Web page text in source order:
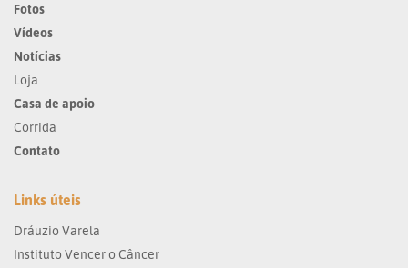
Fotos
Vídeos
Notícias
Loja
Casa de apoio
Corrida
Contato
Links úteis
Dráuzio Varela
Instituto Vencer o Câncer